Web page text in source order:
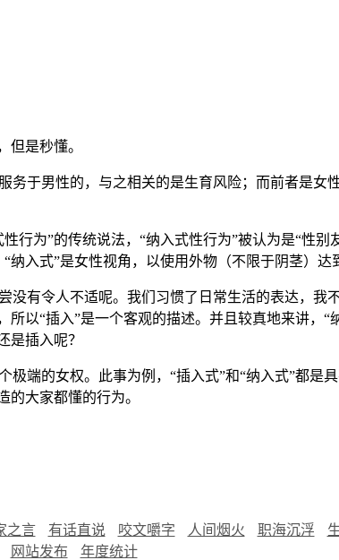
但是秒懂。
于男性的，与之相关的是生育风险；而前者是女
行为”的传统说法，“纳入式性行为”被认为是“性别
入式”是女性视角，以使用外物（不限于阴茎）达
有令人不适呢。我们习惯了日常生活的表达，我
以“插入”是一个客观的描述。并且较真地来讲，“
是插入呢？
端的女权。此事为例，“插入式”和“纳入式”都是
的大家都懂的行为。
之言 有话直说 咬文嚼字 人间烟火 职海沉浮
网站发布
年度统计